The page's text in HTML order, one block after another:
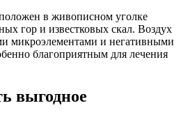
в живописном уголке
гор и известковых скал. Воздух
микроэлементами и негативными
благоприятным для лечения
выгодное